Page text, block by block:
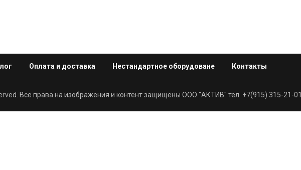
Оплата и доставка Нестандартное оборудоване Контакты
Все права на изображения и контент защищены ООО "АКТИВ" тел. +7(915) 315-21-01